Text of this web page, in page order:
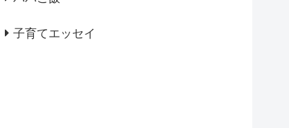
子育てエッセイ